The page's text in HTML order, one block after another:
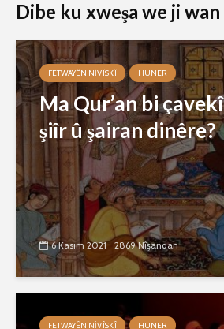
Dibe ku xweşa we ji
FETWAYÊN NIVÎSKÎ HUNER
Ma Qur’an bi
şiîr û şairan dinêre?
6 Kasım 2021 2869 Nîşandan
FETWAYÊN NIVÎSKÎ HUNER